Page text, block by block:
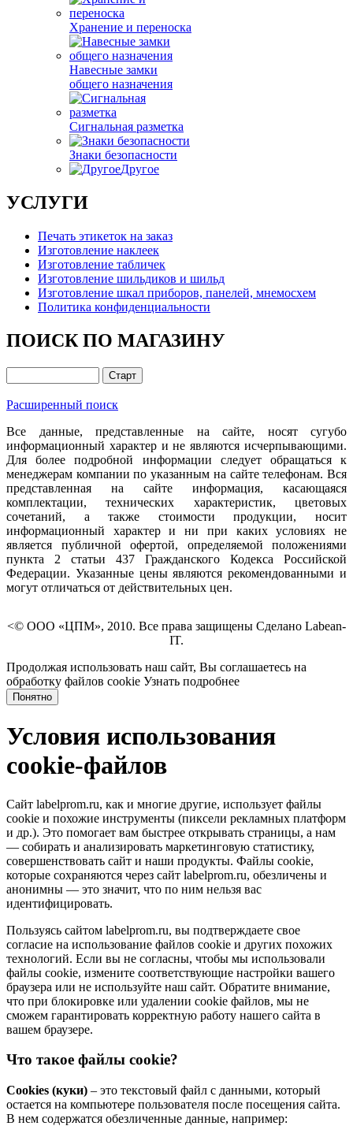
Хранение и переноска
Навесные замки
общего назначения
Сигнальная разметка
Знаки безопасности
Другое
УСЛУГИ
Печать этикеток на заказ
Изготовление наклеек
Изготовление табличек
Изготовление шильдиков и шильд
Изготовление шкал приборов, панелей, мнемосхем
Политика конфиденциальности
ПОИСК ПО МАГАЗИНУ
Расширенный поиск
Все данные, представленные на сайте, носят сугубо
информационный характер и не являются исчерпывающими.
Для более подробной информации следует обращаться к
менеджерам компании по указанным на сайте телефонам. Вся
представленная на сайте информация, касающаяся
комплектации, технических характеристик, цветовых
сочетаний, а также стоимости продукции, носит
информационный характер и ни при каких условиях не
является публичной офертой, определяемой положениями
пункта 2 статьи 437 Гражданского Кодекса Российской
Федерации. Указанные цены являются рекомендованными и
могут отличаться от действительных цен.
<© ООО «ЦПМ», 2010. Все права защищены Сделано Labean-
IT.
Продолжая использовать наш сайт, Вы соглашаетесь на
обработку файлов cookie Узнать подробнее
Понятно
Условия использования
cookie-файлов
Сайт labelprom.ru, как и многие другие, использует файлы
cookie и похожие инструменты (пиксели рекламных платформ
и др.). Это помогает вам быстрее открывать страницы, а нам
— собирать и анализировать маркетинговую статистику,
совершенствовать сайт и наши продукты. Файлы сookie,
которые сохраняются через сайт labelprom.ru, обезличены и
анонимны — это значит, что по ним нельзя вас
идентифицировать.
Пользуясь сайтом labelprom.ru, вы подтверждаете свое
согласие на использование файлов cookie и других похожих
технологий. Если вы не согласны, чтобы мы использовали
файлы cookie, измените соответствующие настройки вашего
браузера или не используйте наш сайт. Обратите внимание,
что при блокировке или удалении cookie файлов, мы не
сможем гарантировать корректную работу нашего сайта в
вашем браузере.
Что такое файлы cookie?
Cookies (куки) – это текстовый файл с данными, который
остается на компьютере пользователя после посещения сайта.
В нем содержатся обезличенные данные, например: